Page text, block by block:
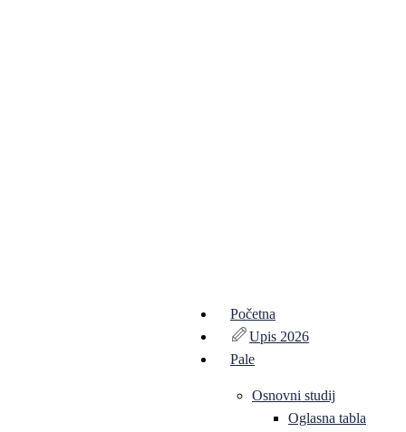
Početna
Upis 2026
Pale
Osnovni studij
Oglasna tabla